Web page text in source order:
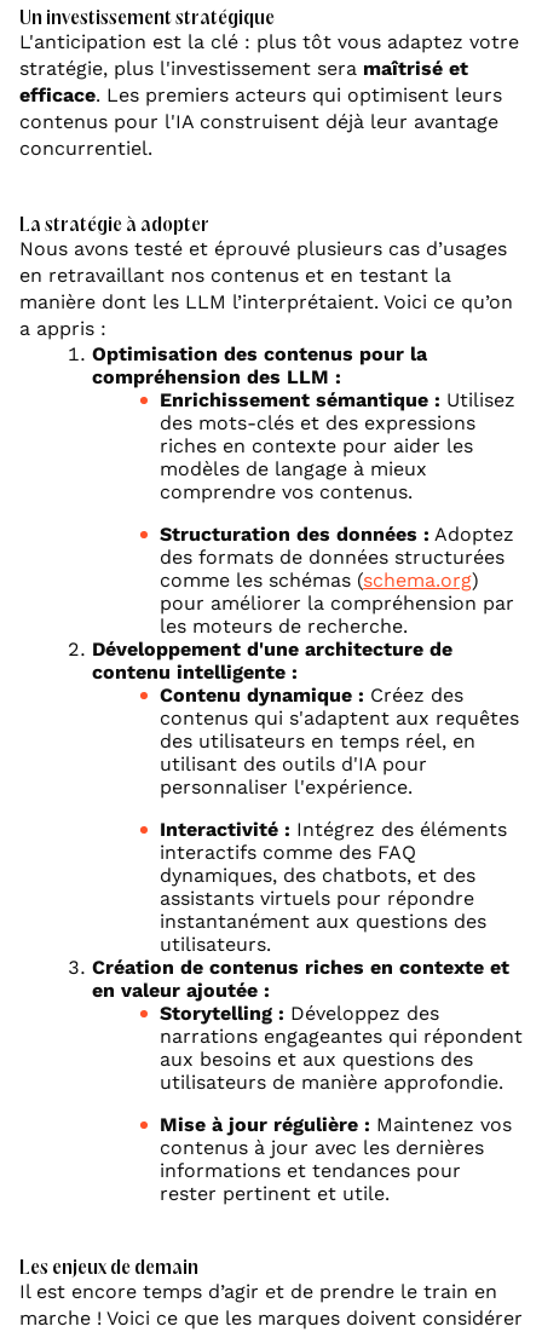
Un investissement stratégique
L'anticipation est la clé : plus tôt vous adaptez votre
stratégie, plus l'investissement sera maîtrisé et
efficace. Les premiers acteurs qui optimisent leurs
contenus pour l'IA construisent déjà leur avantage
concurrentiel.
La stratégie à adopter
Nous avons testé et éprouvé plusieurs cas d’usages
en retravaillant nos contenus et en testant la
manière dont les LLM l’interprétaient. Voici ce qu’on
a appris :
Optimisation des contenus pour la
compréhension des LLM :
Enrichissement sémantique : Utilisez
des mots-clés et des expressions
riches en contexte pour aider les
modèles de langage à mieux
comprendre vos contenus.
Structuration des données : Adoptez
des formats de données structurées
comme les schémas (schema.org)
pour améliorer la compréhension par
les moteurs de recherche.
Développement d'une architecture de
contenu intelligente :
Contenu dynamique : Créez des
contenus qui s'adaptent aux requêtes
des utilisateurs en temps réel, en
utilisant des outils d'IA pour
personnaliser l'expérience.
Interactivité : Intégrez des éléments
interactifs comme des FAQ
dynamiques, des chatbots, et des
assistants virtuels pour répondre
instantanément aux questions des
utilisateurs.
Création de contenus riches en contexte et
en valeur ajoutée :
Storytelling : Développez des
narrations engageantes qui répondent
aux besoins et aux questions des
utilisateurs de manière approfondie.
Mise à jour régulière : Maintenez vos
contenus à jour avec les dernières
informations et tendances pour
rester pertinent et utile.
Les enjeux de demain
Il est encore temps d’agir et de prendre le train en
marche ! Voici ce que les marques doivent considérer